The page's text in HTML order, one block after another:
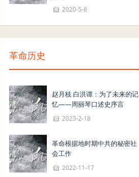
2020-5-8
革命历史
赵月枝 白洪谭：为了未来的记
忆——周丽琴口述史序言
2023-2-18
革命根据地时期中共的秘密社
会工作
2022-11-17